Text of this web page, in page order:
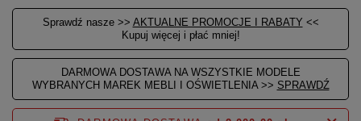
Sprawdź nasze >> AKTUALNE PROMOCJE I RABATY <<
Kupuj więcej i płać mniej!
DARMOWA DOSTAWA NA WSZYSTKIE MODELE
WYBRANYCH MAREK MEBLI I OŚWIETLENIA >> SPRAWDŹ